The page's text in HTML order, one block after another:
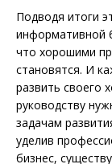
Подводя итоги
информативной
что хорошими
становятся. И
развить своего
руководству
задачам
уделив
бизнес,